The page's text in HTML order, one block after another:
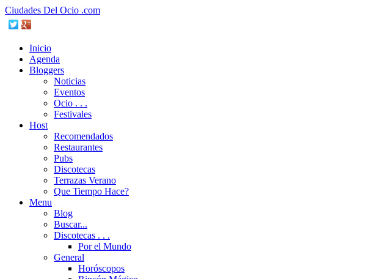
Ciudades Del Ocio .com
Inicio
Agenda
Bloggers
Noticias
Eventos
Ocio . . .
Festivales
Host
Recomendados
Restaurantes
Pubs
Discotecas
Terrazas Verano
Que Tiempo Hace?
Menu
Blog
Buscar...
Discotecas . . .
Por el Mundo
General
Horóscopos